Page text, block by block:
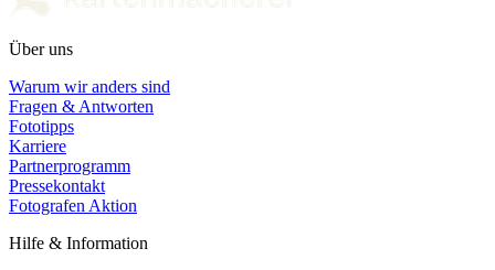
Über uns
Warum wir anders sind
Fragen & Antworten
Fototipps
Karriere
Partnerprogramm
Pressekontakt
Fotografen Aktion
Hilfe & Information